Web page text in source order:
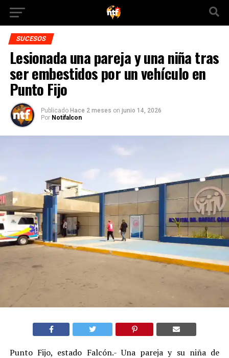
SUCESOS
Lesionada una pareja y una niña tras
ser embestidos por un vehículo en
Punto Fijo
Publicado Hace 2 meses on junio 14, 2026
Por Notifalcon
Punto Fijo, estado Falcón.- Una pareja y su niña de